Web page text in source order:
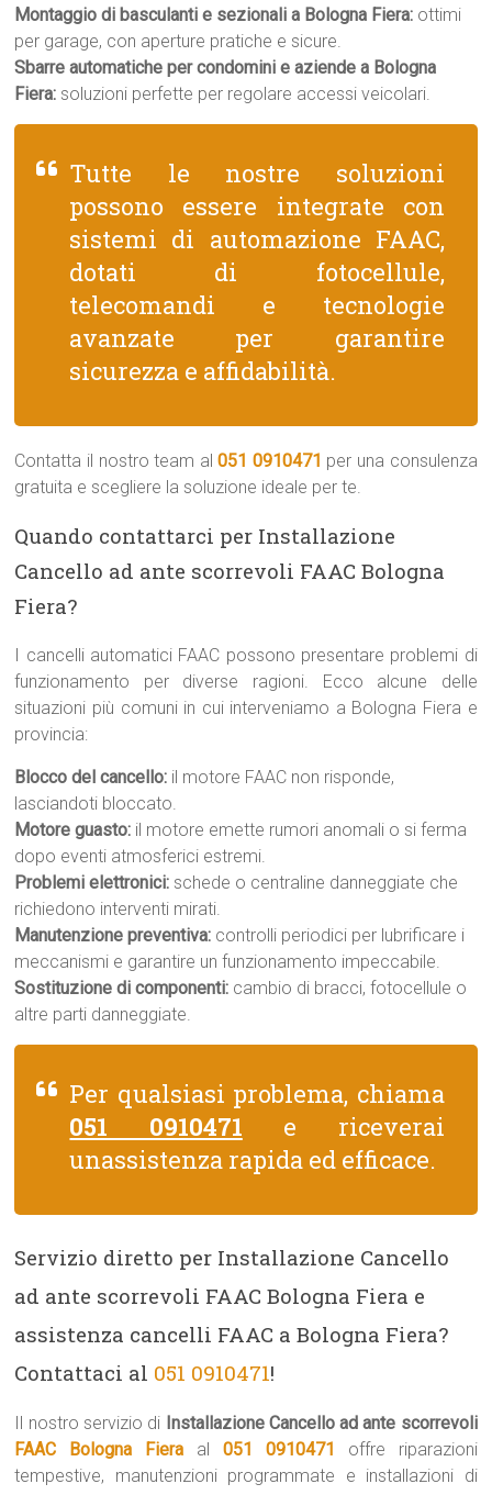
Montaggio di basculanti e sezionali a Bologna Fiera: ottimi
per garage, con aperture pratiche e sicure.
Sbarre automatiche per condomini e aziende a Bologna
Fiera: soluzioni perfette per regolare accessi veicolari.
Tutte le nostre soluzioni
possono essere integrate con
sistemi di automazione FAAC,
dotati di fotocellule,
telecomandi e tecnologie
avanzate per garantire
sicurezza e affidabilità.
Contatta il nostro team al051 0910471 per una consulenza
gratuita e scegliere la soluzione ideale per te.
Quando contattarci per Installazione
Cancello ad ante scorrevoli FAAC Bologna
Fiera?
I cancelli automatici FAAC possono presentare problemi di
funzionamento per diverse ragioni. Ecco alcune delle
situazioni più comuni in cui interveniamo a Bologna Fiera e
provincia:
Blocco del cancello: il motore FAAC non risponde,
lasciandoti bloccato.
Motore guasto: il motore emette rumori anomali o si ferma
dopo eventi atmosferici estremi.
Problemi elettronici: schede o centraline danneggiate che
richiedono interventi mirati.
Manutenzione preventiva: controlli periodici per lubrificare i
meccanismi e garantire un funzionamento impeccabile.
Sostituzione di componenti: cambio di bracci, fotocellule o
altre parti danneggiate.
Per qualsiasi problema, chiama
051 0910471 e riceverai
unassistenza rapida ed efficace.
Servizio diretto per Installazione Cancello
ad ante scorrevoli FAAC Bologna Fiera e
assistenza cancelli FAAC a Bologna Fiera?
Contattaci al 051 0910471!
Il nostro servizio di Installazione Cancello ad ante scorrevoli
FAAC Bologna Fiera al 051 0910471 offre riparazioni
tempestive, manutenzioni programmate e installazioni di